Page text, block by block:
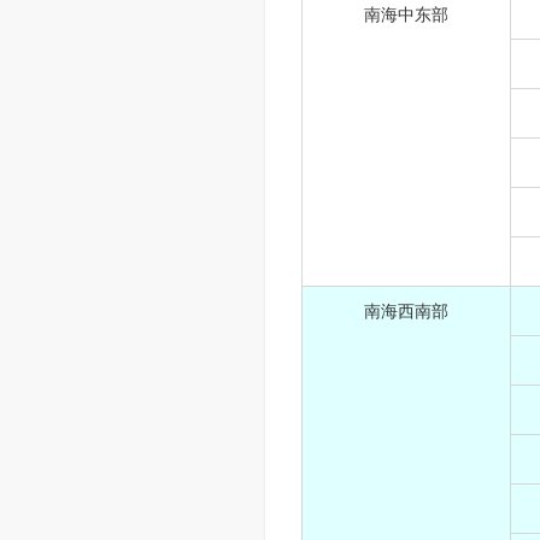
南海中东部
南海西南部